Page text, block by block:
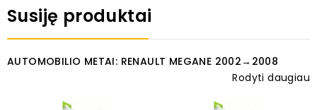
Susiję produktai
AUTOMOBILIO METAI: RENAULT MEGANE 2002→2008
Rodyti daugiau